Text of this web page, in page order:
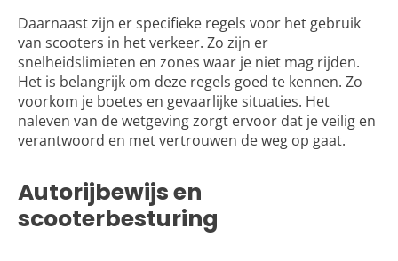
Daarnaast zijn er specifieke regels voor het gebruik
van scooters in het verkeer. Zo zijn er
snelheidslimieten en zones waar je niet mag rijden.
Het is belangrijk om deze regels goed te kennen. Zo
voorkom je boetes en gevaarlijke situaties. Het
naleven van de wetgeving zorgt ervoor dat je veilig en
verantwoord en met vertrouwen de weg op gaat.
Autorijbewijs en
scooterbesturing